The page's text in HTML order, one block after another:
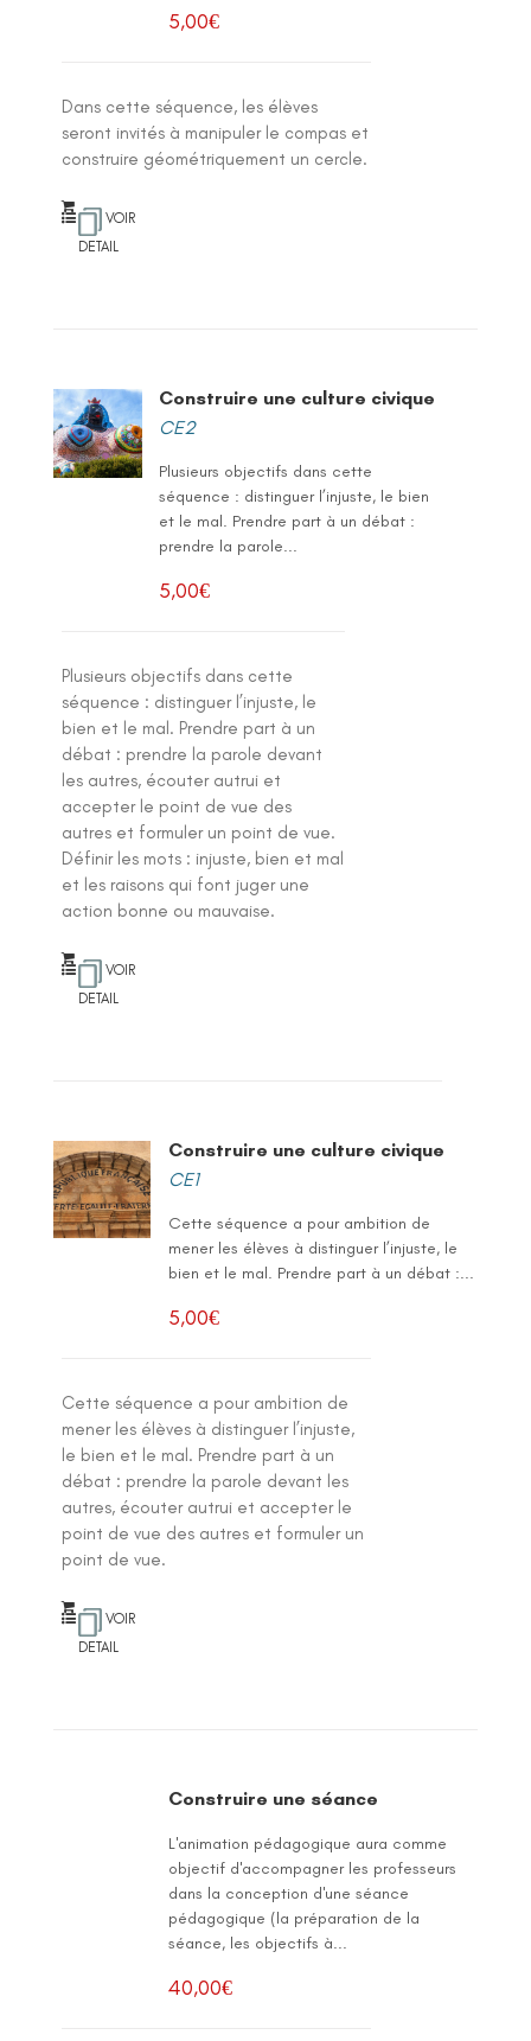
5,00€
Dans cette séquence, les élèves
seront invités à manipuler le compas et
construire géométriquement un cercle.
VOIR
DETAIL
Construire une culture civique
CE2
Plusieurs objectifs dans cette
séquence : distinguer l’injuste, le bien
et le mal. Prendre part à un débat :
prendre la parole...
5,00€
Plusieurs objectifs dans cette
séquence : distinguer l’injuste, le
bien et le mal. Prendre part à un
débat : prendre la parole devant
les autres, écouter autrui et
accepter le point de vue des
autres et formuler un point de vue.
Définir les mots : injuste, bien et mal
et les raisons qui font juger une
action bonne ou mauvaise.
VOIR
DETAIL
Construire une culture civique
CE1
Cette séquence a pour ambition de
mener les élèves à distinguer l’injuste, le
bien et le mal. Prendre part à un débat :...
5,00€
Cette séquence a pour ambition de
mener les élèves à distinguer l’injuste,
le bien et le mal. Prendre part à un
débat : prendre la parole devant les
autres, écouter autrui et accepter le
point de vue des autres et formuler un
point de vue.
VOIR
DETAIL
Construire une séance
L'animation pédagogique aura comme
objectif d'accompagner les professeurs
dans la conception d'une séance
pédagogique (la préparation de la
séance, les objectifs à...
40,00€